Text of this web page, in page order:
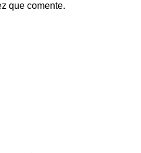
que comente.